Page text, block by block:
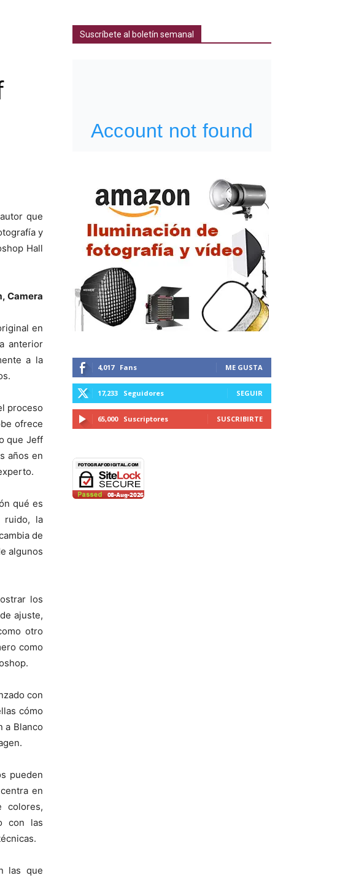
que
y
Hall
Camera
en
anterior
a la
proceso
ofrece
que Jeff
años en
qué es
ruido, la
de
algunos
los
ajuste,
otro
como
con
cómo
a Blanco
pueden
en
colores,
con las
las que
Suscríbete al boletín semanal
4,017 Fans ME GUSTA
17,233 Seguidores SEGUIR
65,000 Suscriptores SUSCRIBIRTE